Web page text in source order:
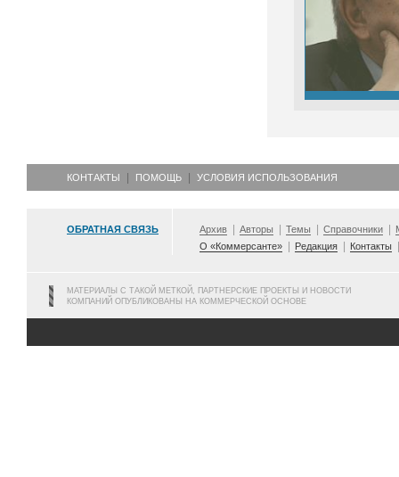
КОНТАКТЫ ПОМОЩЬ УСЛОВИЯ ИСПОЛЬЗОВАНИЯ
ОБРАТНАЯ СВЯЗЬ Архив Авторы Темы Справочники
О «Коммерсанте»
Редакция Контакты
МАТЕРИАЛЫ С ТАКОЙ МЕТКОЙ, ПАРТНЕРСКИЕ ПРОЕКТЫ И НОВОСТИ
КОМПАНИЙ ОПУБЛИКОВАНЫ НА КОММЕРЧЕСКОЙ ОСНОВЕ